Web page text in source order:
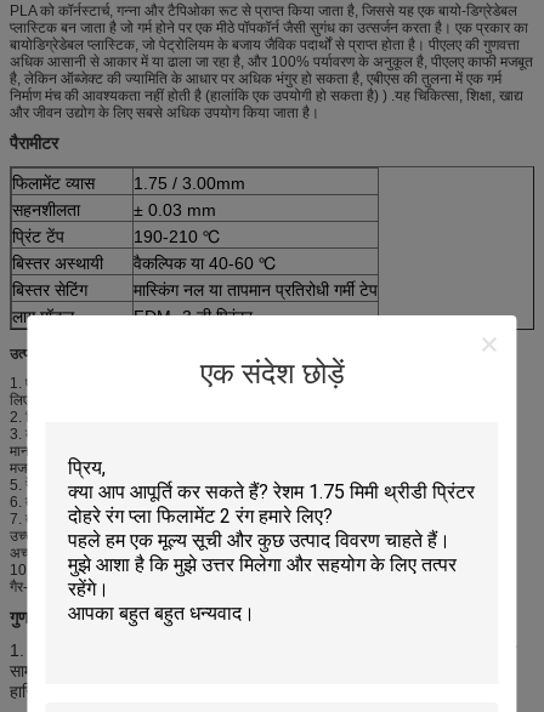
एक संदेश छोड़ें
PLA को कॉर्नस्टार्च, गन्ना और टैपिओका रूट से प्राप्त किया जाता है, जिससे यह एक बायो-डिग्रेडेबल
प्लास्टिक बन जाता है जो गर्म होने पर एक मीठे पॉपकॉर्न जैसी सुगंध का उत्सर्जन करता है। एक प्रकार का
बायोडिग्रेडेबल प्लास्टिक, जो पेट्रोलियम के बजाय जैविक पदार्थों से प्राप्त होता है। पीएलए की गुणवत्ता
अधिक आसानी से आकार में या ढाला जा रहा है, और 100% पर्यावरण के अनुकूल है, पीएलए काफी मजबूत
है, लेकिन ऑब्जेक्ट की ज्यामिति के आधार पर अधिक भंगुर हो सकता है, एबीएस की तुलना में एक गर्म
निर्माण मंच की आवश्यकता नहीं होती है (हालांकि एक उपयोगी हो सकता है) ) .यह चिकित्सा, शिक्षा, खाद्य
और जीवन उद्योग के लिए सबसे अधिक उपयोग किया जाता है।
पैरामीटर
फिलामेंट व्यास
1.75 / 3.00mm
सहनशीलता
± 0.03 mm
प्रिंट टेंप
190-210 ℃
बिस्तर अस्थायी
वैकल्पिक या 40-60 ℃
बिस्तर सेटिंग
मास्किंग नल या तापमान प्रतिरोधी गर्मी टेप
लागू मॉडल
FDM- 3 डी प्रिंटर
उत्पाद लाभ:
1. एक प्रीमियम ग्रेड से बनाया 100% संयंत्र आधारित कुंवारी कच्चे माल विशेष रूप से डी प्रिंटिंग के
लिए बनाया गया है।
2. बिल्कुल नहीं additives या संशोधक! (यह महत्वपूर्ण क्यों है? आगे पढ़ें नीचे)
3. बेहद चिकनी और सुसंगत।
मानक PLA से 4.100% अधिक मजबूत और यहां तक ​​कि अधिकांश "PLA +" मिश्रणों से भी ज्यादा
मजबूत!
5. रेशा पूरी तरह से भंगुर है और मुद्रण के दौरान या बाद में किसी भी बिंदु पर स्नैप या ब्रेक नहीं करेगा।
6. तेजी से क्रिस्टलीकरण, बेहतर प्रदर्शन और समग्र खत्म।
7. तेजी से मुद्रण की गति के लिए सभी।
उच्च संकल्प और छोटे विस्तार प्रिंट के लिए 8.Ideal।
अच्छा निर्माण प्लेट आसंजन के साथ 9.Warp मुक्त।
10. यांत्रिक यांत्रिक गुण। (नीचे तकनीकी डेटा देखें)
गैर-विषाक्त; घर, कार्यालय और स्कूल के वातावरण में उपयोग के लिए सुरक्षित है।
गुणवत्ता नियंत्रण:
1. हमारे सभी 3 डी प्रिंटर फिलामेंट्स 100% कुंवारी सामग्री हैं, कभी भी पुनर्नवीनीकरण
सामग्री या रिग्रिंड सामग्री का उपयोग नहीं करते हैं, और सभी ने नवीनतम प्रमाण पत्र
हासिल किया था।